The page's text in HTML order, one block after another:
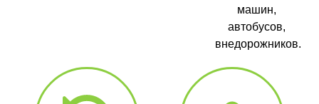
машин,
автобусов,
внедорожников.